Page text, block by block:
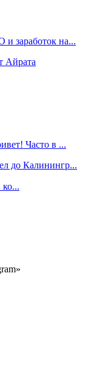
и заработок на...
Айрата
Часто в ...
до Калинингр...